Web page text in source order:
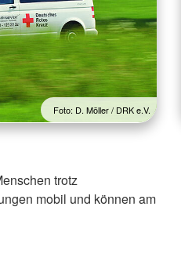
Foto: D. Möller / DRK e.V.
trotz
mobil und können am